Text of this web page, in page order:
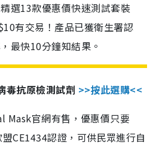
選13款優惠價快速測試套裝
有交易！產品已獲衛生署認
最快10分鐘知結果。
毒抗原檢測試劑 >>按此選購<<
Mask官網有售，優惠價只要
CE1434認證，可供民眾進行自